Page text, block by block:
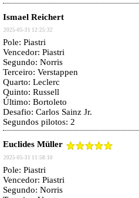
Ismael Reichert
2025-05-31 12:25:32
Pole: Piastri
Vencedor: Piastri
Segundo: Norris
Terceiro: Verstappen
Quarto: Leclerc
Quinto: Russell
Último: Bortoleto
Desafio: Carlos Sainz Jr.
Segundos pilotos: 2
Euclides Müller
2025-05-31 11:58:10
Pole: Piastri
Vencedor: Piastri
Segundo: Norris